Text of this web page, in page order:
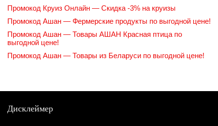
Промокод Круиз Онлайн — Скидка -3% на круизы
Промокод Ашан — Фермерские продукты по выгодной цене!
Промокод Ашан — Товары АШАН Красная птица по
выгодной цене!
Промокод Ашан — Товары из Беларуси по выгодной цене!
Дисклеймер